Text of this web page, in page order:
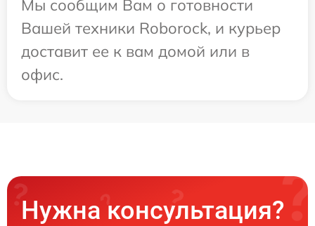
Мы сообщим Вам о готовности
Вашей техники Roborock, и курьер
доставит ее к вам домой или в
офис.
Нужна консультация?